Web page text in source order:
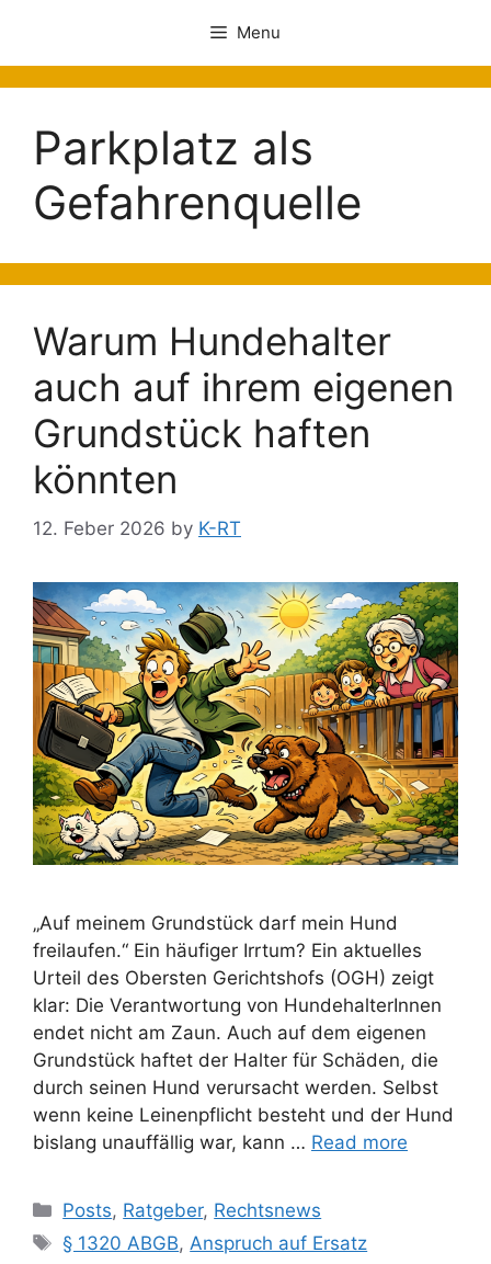
Menu
Parkplatz als
Gefahrenquelle
Warum Hundehalter
auch auf ihrem eigenen
Grundstück haften
könnten
12. Feber 2026 by K-RT
„Auf meinem Grundstück darf mein Hund
freilaufen.“ Ein häufiger Irrtum? Ein aktuelles
Urteil des Obersten Gerichtshofs (OGH) zeigt
klar: Die Verantwortung von HundehalterInnen
endet nicht am Zaun. Auch auf dem eigenen
Grundstück haftet der Halter für Schäden, die
durch seinen Hund verursacht werden. Selbst
wenn keine Leinenpflicht besteht und der Hund
bislang unauffällig war, kann … Read more
Posts, Ratgeber, Rechtsnews
§ 1320 ABGB,Anspruch auf Ersatz